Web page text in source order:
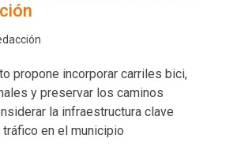
propone incorporar carriles bici,
y preservar los caminos
la infraestructura clave
en el municipio